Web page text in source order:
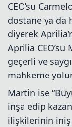
CEO’su
dostane ya da
diyerek
Aprilia CEO’su
geçerli ve
mahkeme
Martin ise
inşa edip
ilişkilerinin iniş